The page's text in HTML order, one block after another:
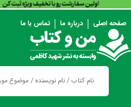
صفحه اصلی درباره ما تماس با ما